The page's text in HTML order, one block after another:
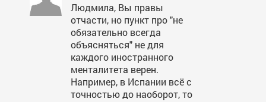
Людмила, Вы правы
отчасти, но пункт про "не
обязательно всегда
объясняться" не для
каждого иностранного
менталитета верен.
Например, в Испании всё с
точностью до наоборот, то